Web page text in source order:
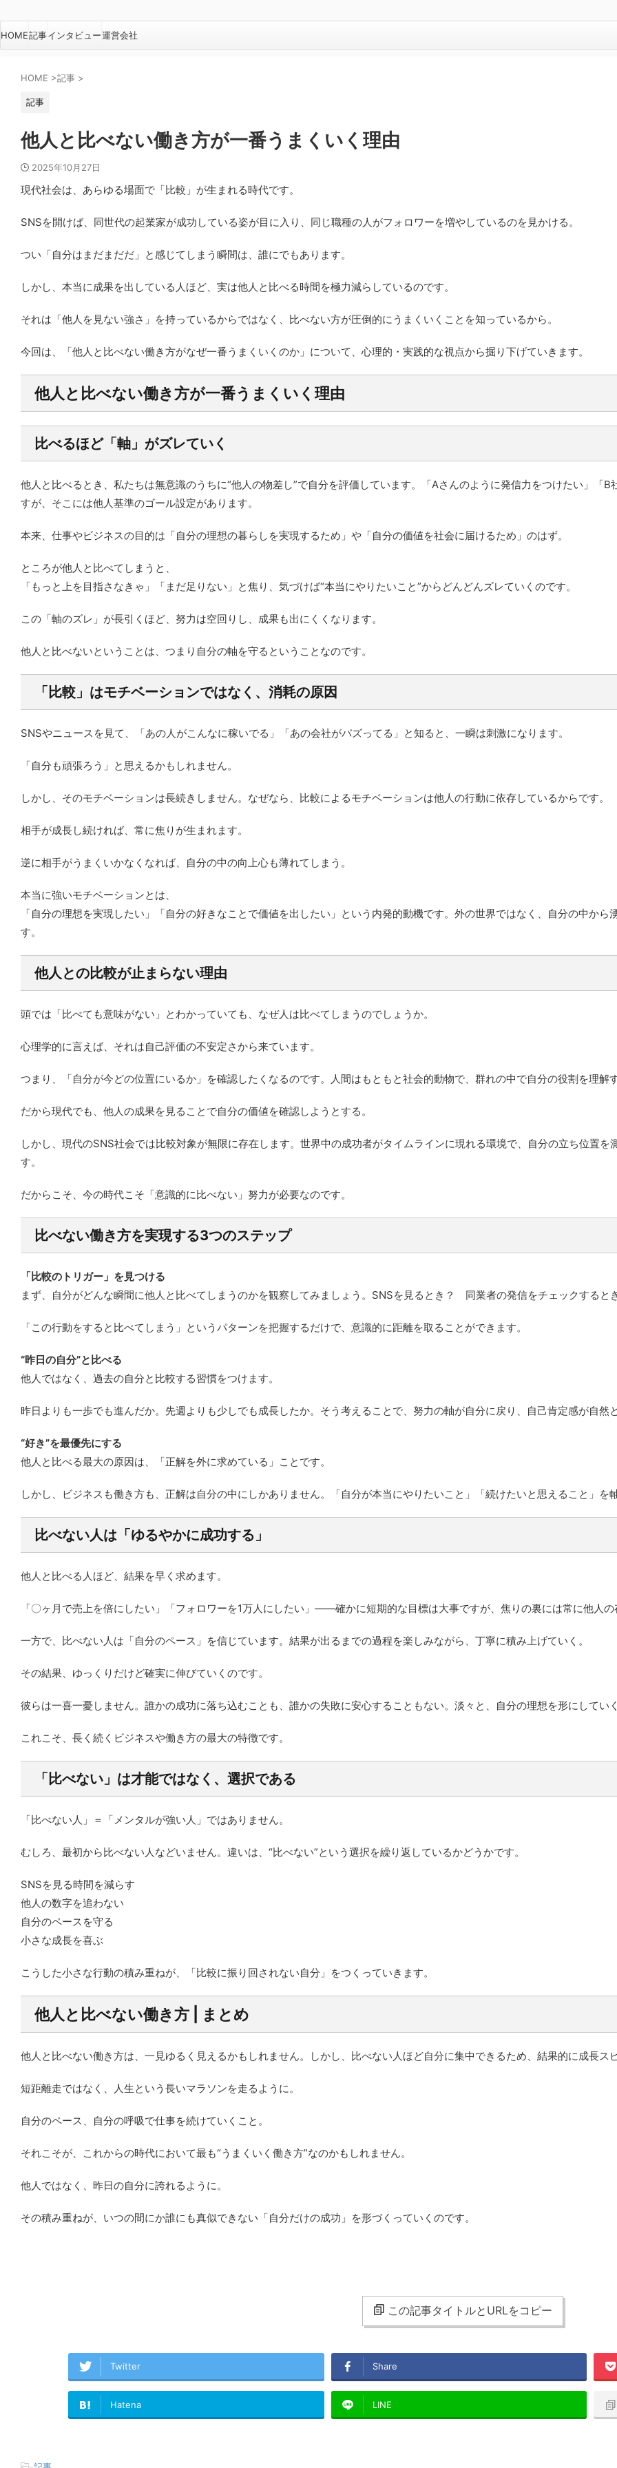
HOME記事インタビュー運営会社
HOME >記事 >
記事
他人と比べない働き方が一番うまくいく理由
2025年10月27日
現代社会は、あらゆる場面で「比較」が生まれる時代です。
SNSを開けば、同世代の起業家が成功している姿が目に入り、同じ職種の人がフォロワーを増やしているのを見かける。
つい「自分はまだまだだ」と感じてしまう瞬間は、誰にでもあります。
しかし、本当に成果を出している人ほど、実は他人と比べる時間を極力減らしているのです。
それは「他人を見ない強さ」を持っているからではなく、比べない方が圧倒的にうまくいくことを知っているから。
今回は、「他人と比べない働き方がなぜ一番うまくいくのか」について、心理的・実践的な視点から掘り下げていきます。
他人と比べない働き方が一番うまくいく理由
比べるほど「軸」がズレていく
他人と比べるとき、私たちは無意識のうちに“他人の物差し”で自分を評価しています。「Aさんのように発信力をつけたい」「
すが、そこには他人基準のゴール設定があります。
本来、仕事やビジネスの目的は「自分の理想の暮らしを実現するため」や「自分の価値を社会に届けるため」のはず。
ところが他人と比べてしまうと、
「もっと上を目指さなきゃ」「まだ足りない」と焦り、気づけば“本当にやりたいこと”からどんどんズレていくのです。
この「軸のズレ」が長引くほど、努力は空回りし、成果も出にくくなります。
他人と比べないということは、つまり自分の軸を守るということなのです。
「比較」はモチベーションではなく、消耗の原因
SNSやニュースを見て、「あの人がこんなに稼いでる」「あの会社がバズってる」と知ると、一瞬は刺激になります。
「自分も頑張ろう」と思えるかもしれません。
しかし、そのモチベーションは長続きしません。なぜなら、比較によるモチベーションは他人の行動に依存しているからです。
相手が成長し続ければ、常に焦りが生まれます。
逆に相手がうまくいかなくなれば、自分の中の向上心も薄れてしまう。
本当に強いモチベーションとは、
「自分の理想を実現したい」「自分の好きなことで価値を出したい」という内発的動機です。外の世界ではなく、自分の中か
す。
他人との比較が止まらない理由
頭では「比べても意味がない」とわかっていても、なぜ人は比べてしまうのでしょうか。
心理学的に言えば、それは自己評価の不安定さから来ています。
つまり、「自分が今どの位置にいるか」を確認したくなるのです。人間はもともと社会的動物で、群れの中で自分の役割を理解
だから現代でも、他人の成果を見ることで自分の価値を確認しようとする。
しかし、現代のSNS社会では比較対象が無限に存在します。世界中の成功者がタイムラインに現れる環境で、自分の立ち位置
す。
だからこそ、今の時代こそ「意識的に比べない」努力が必要なのです。
比べない働き方を実現する3つのステップ
「比較のトリガー」を見つける
まず、自分がどんな瞬間に他人と比べてしまうのかを観察してみましょう。SNSを見るとき？ 同業者の発信をチェックすると
「この行動をすると比べてしまう」というパターンを把握するだけで、意識的に距離を取ることができます。
“昨日の自分”と比べる
他人ではなく、過去の自分と比較する習慣をつけます。
昨日よりも一歩でも進んだか。先週よりも少しでも成長したか。そう考えることで、努力の軸が自分に戻り、自己肯定感が自然
“好き”を最優先にする
他人と比べる最大の原因は、「正解を外に求めている」ことです。
しかし、ビジネスも働き方も、正解は自分の中にしかありません。「自分が本当にやりたいこと」「続けたいと思えること」を
比べない人は「ゆるやかに成功する」
他人と比べる人ほど、結果を早く求めます。
「〇ヶ月で売上を倍にしたい」「フォロワーを1万人にしたい」――確かに短期的な目標は大事ですが、焦りの裏には常に他人の
一方で、比べない人は「自分のペース」を信じています。結果が出るまでの過程を楽しみながら、丁寧に積み上げていく。
その結果、ゆっくりだけど確実に伸びていくのです。
彼らは一喜一憂しません。誰かの成功に落ち込むことも、誰かの失敗に安心することもない。淡々と、自分の理想を形にしていく
これこそ、長く続くビジネスや働き方の最大の特徴です。
「比べない」は才能ではなく、選択である
「比べない人」＝「メンタルが強い人」ではありません。
むしろ、最初から比べない人などいません。違いは、“比べない”という選択を繰り返しているかどうかです。
SNSを見る時間を減らす
他人の数字を追わない
自分のペースを守る
小さな成長を喜ぶ
こうした小さな行動の積み重ねが、「比較に振り回されない自分」をつくっていきます。
他人と比べない働き方 | まとめ
他人と比べない働き方は、一見ゆるく見えるかもしれません。しかし、比べない人ほど自分に集中できるため、結果的に成長ス
短距離走ではなく、人生という長いマラソンを走るように。
自分のペース、自分の呼吸で仕事を続けていくこと。
それこそが、これからの時代において最も“うまくいく働き方”なのかもしれません。
他人ではなく、昨日の自分に誇れるように。
その積み重ねが、いつの間にか誰にも真似できない「自分だけの成功」を形づくっていくのです。
この記事タイトルとURLをコピー
Twitter Share
Hatena LINE